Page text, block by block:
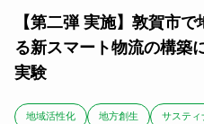
【第二弾 実施】敦賀市
る新スマート物流の構築
実験
地域活性化 地方創生 サスティ